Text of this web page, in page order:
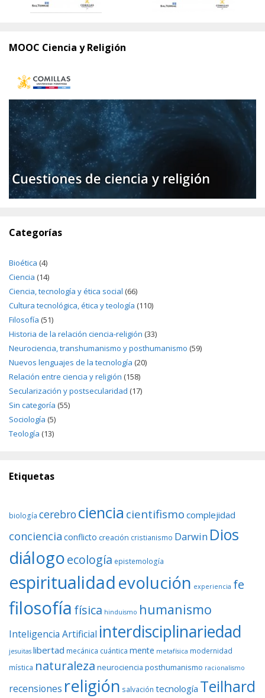
MOOC Ciencia y Religión
Categorías
Bioética (4)
Ciencia (14)
Ciencia, tecnología y ética social (66)
Cultura tecnológica, ética y teología (110)
Filosofía (51)
Historia de la relación ciencia-religión (33)
Neurociencia, transhumanismo y posthumanismo (59)
Nuevos lenguajes de la tecnología (20)
Relación entre ciencia y religión (158)
Secularización y postsecularidad (17)
Sin categoría (55)
Sociología (5)
Teología (13)
Etiquetas
biología cerebro ciencia cientifismo complejidad
conciencia conflicto creación cristianismo Darwin Dios
diálogoecología epistemología
espiritualidadevolución experiencia fe
filosofía física hinduismo humanismo
Inteligencia Artificial interdisciplinariedad
jesuitas libertad mecánica cuántica mente metafísica modernidad
mística naturaleza neurociencia posthumanismo racionalismo
recensiones religión salvación tecnología Teilhard